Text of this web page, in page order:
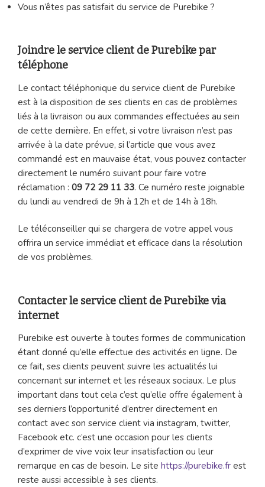
Vous n’êtes pas satisfait du service de Purebike ?
Joindre le service client de Purebike par
téléphone
Le contact téléphonique du service client de Purebike
est à la disposition de ses clients en cas de problèmes
liés à la livraison ou aux commandes effectuées au sein
de cette dernière. En effet, si votre livraison n’est pas
arrivée à la date prévue, si l’article que vous avez
commandé est en mauvaise état, vous pouvez contacter
directement le numéro suivant pour faire votre
réclamation : 09 72 29 11 33. Ce numéro reste joignable
du lundi au vendredi de 9h à 12h et de 14h à 18h.
Le téléconseiller qui se chargera de votre appel vous
offrira un service immédiat et efficace dans la résolution
de vos problèmes.
Contacter le service client de Purebike via
internet
Purebike est ouverte à toutes formes de communication
étant donné qu’elle effectue des activités en ligne. De
ce fait, ses clients peuvent suivre les actualités lui
concernant sur internet et les réseaux sociaux. Le plus
important dans tout cela c’est qu’elle offre également à
ses derniers l’opportunité d’entrer directement en
contact avec son service client via instagram, twitter,
Facebook etc. c’est une occasion pour les clients
d’exprimer de vive voix leur insatisfaction ou leur
remarque en cas de besoin. Le site https://purebike.fr est
reste aussi accessible à ses clients.